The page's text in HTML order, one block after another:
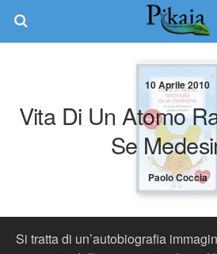
10 Aprile 2010
Vita Di Un Atomo
Se
Paolo Coccia
Si tratta di un’autobiografia